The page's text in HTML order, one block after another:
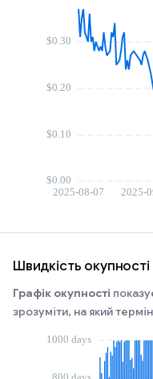
Швидкість
Графік окупності
зрозуміти, на який